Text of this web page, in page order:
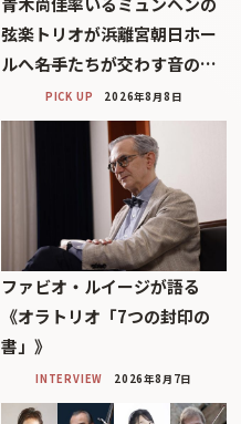
弦楽トリオが浜離宮朝日ホー
ルへ――名手たちが交わす音の…
PICK UP 2026年8月8日
ファビオ・ルイージが語る
《オラトリオ「7つの封印の
書」》
INTERVIEW 2026年8月7日